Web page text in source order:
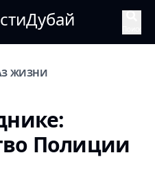
ЖИЗНИ
Полиции